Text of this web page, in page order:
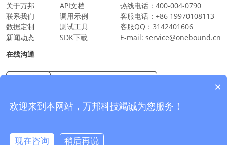
关于万邦
联系我们
数据定制
新闻动态
API文档
调用示例
测试工具
SDK下载
热线电话： 400-004-0790
客服电话： +86 19970108113
客服QQ： 3142401606
E-mail: service@onebound.cn
在线沟通
×
欢迎来到本网站，万邦科技竭诚为您服务！
现在咨询 稍后再说